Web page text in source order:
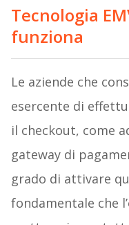
Tecnologia
funziona
Le aziende che
esercente di
il checkout, come
gateway di
grado di attivare
fondamentale che